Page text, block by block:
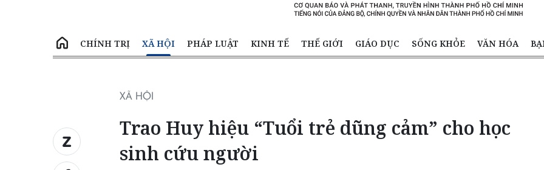
CHÍNH TRỊ XÃ HỘI PHÁP LUẬT KINH TẾ THẾ GIỚI GIÁO DỤC SỐNG KHỎE VĂN HÓA
XÃ HỘI
Trao Huy hiệu “Tuổi trẻ dũng cảm” cho học
sinh cứu người